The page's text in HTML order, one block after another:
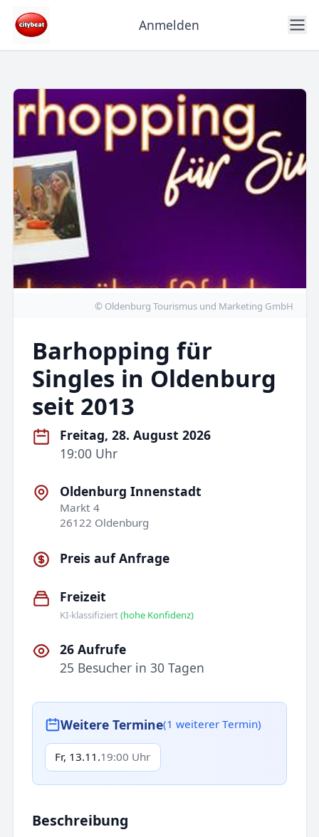
Anmelden
© Oldenburg Tourismus und Marketing GmbH
Barhopping für
Singles in Oldenburg
seit 2013
Freitag, 28. August 2026
19:00 Uhr
Oldenburg Innenstadt
Markt 4
26122 Oldenburg
Preis auf Anfrage
Freizeit
KI-klassifiziert(hohe Konfidenz)
26 Aufrufe
25 Besucher in 30 Tagen
Weitere Termine(1 weiterer Termin)
Fr, 13.11.19:00 Uhr
Beschreibung